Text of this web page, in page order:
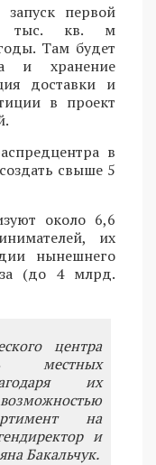
первой
тыс. кв. м
Там будет
и хранение
доставки и
в проект
в
свыше 5
около 6,6
их
нынешнего
(до 4 млрд.
центра
местных
их
на
и
Бакальчук.